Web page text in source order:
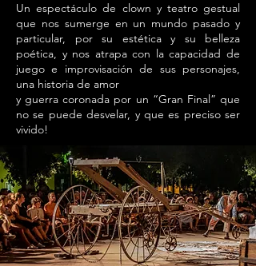
Un espectáculo de clown y teatro gestual
que nos sumerge en un mundo pasado y
particular, por su estética y su belleza
poética, y nos atrapa con la capacidad de
juego e improvisación de sus personajes,
una historia de amor
y guerra coronada por un “Gran Final” que
no se puede desvelar, y que es preciso ser
vivido!